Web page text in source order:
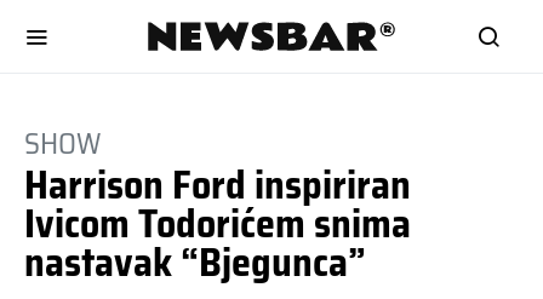
SHOW
Harrison Ford inspiriran
Ivicom Todorićem snima
nastavak “Bjegunca”